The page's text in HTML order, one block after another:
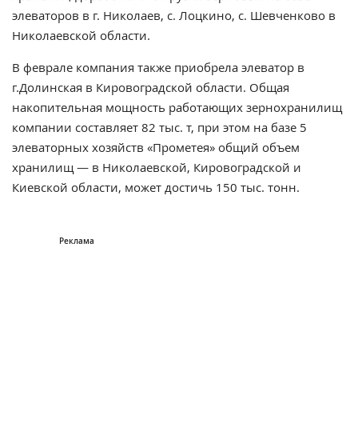
элеваторов в г. Николаев, с. Лоцкино, с. Шевченково в
Николаевской области.
В феврале компания также приобрела элеватор в
г.Долинская в Кировоградской области. Общая
накопительная мощность работающих зернохранилищ
компании составляет 82 тыс. т, при этом на базе 5
элеваторных хозяйств «Прометея» общий объем
хранилищ — в Николаевской, Кировоградской и
Киевской области, может достичь 150 тыс. тонн.